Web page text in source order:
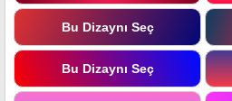
Bu Dizaynı Seç
Bu Dizaynı Seç